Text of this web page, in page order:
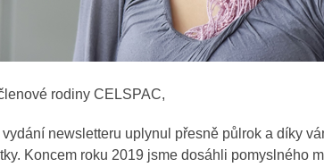
rodiny CELSPAC,
newsletteru uplynul přesně půlrok a díky
Koncem roku 2019 jsme dosáhli pomyslného